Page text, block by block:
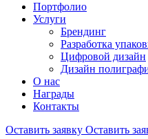
Портфолио
Услуги
Брендинг
Разработка
Цифровой дизайн
Дизайн
О нас
Награды
Контакты
Оставить заявку Оставить